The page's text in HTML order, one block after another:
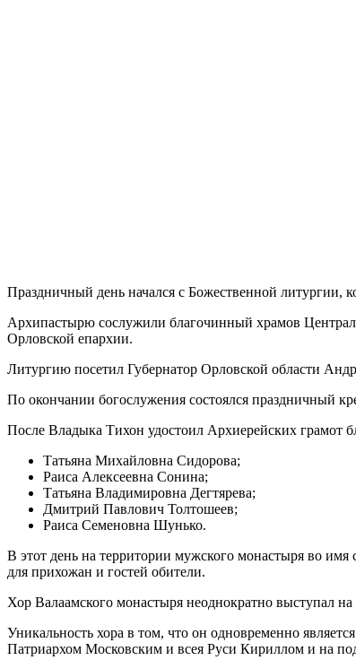
Праздничный день начался с Божественной литургии,
Архипастырю сослужили благочинный храмов
Орловской епархии.
Литургию посетил Губернатор Орловской области
По окончании богослужения состоялся праздничный
После Владыка Тихон удостоил Архиерейских грамот
Татьяна Михайловна Сидорова;
Раиса Алексеевна Сонина;
Татьяна Владимировна Дегтярева;
Дмитрий Павлович Толтошеев;
Раиса Семеновна Шунько.
В этот день на территории мужского монастыря во имя
для прихожан и гостей обители.
Хор Валаамского монастыря неоднократно выступал
Уникальность хора в том, что он одновременно
Патриархом Московским и всея Руси Кириллом и на